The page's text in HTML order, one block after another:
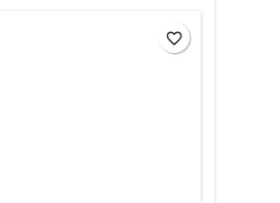
favorite_border
favorite_border